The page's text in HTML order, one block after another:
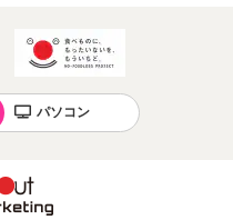
パソコン